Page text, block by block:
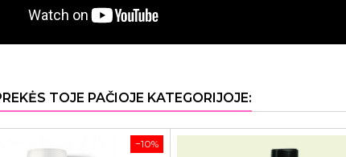
TOJE PAČIOJE KATEGORIJOJE:
−10%